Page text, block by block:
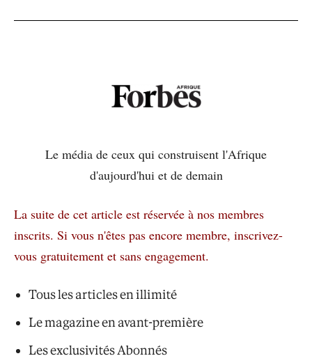
Le média de ceux qui construisent l'Afrique
d'aujourd'hui et de demain
La suite de cet article est réservée à nos membres
inscrits. Si vous n'êtes pas encore membre, inscrivez-
vous gratuitement et sans engagement.
Tous les articles en illimité
Le magazine en avant-première
Les exclusivités Abonnés